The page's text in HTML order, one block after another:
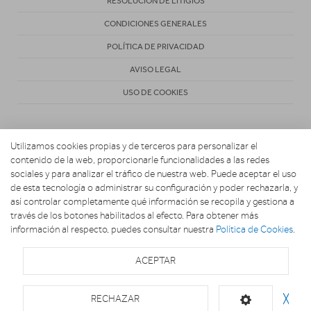
CONDICIONES GENERALES
POLÍTICA DE PRIVACIDAD
AVISO LEGAL
USO DE COOKIES
Copyright 2026. ACTIVA NAVASOLA
Utilizamos cookies propias y de terceros para personalizar el
contenido de la web, proporcionarle funcionalidades a las redes
sociales y para analizar el tráfico de nuestra web. Puede aceptar el uso
de esta tecnología o administrar su configuración y poder rechazarla, y
así controlar completamente qué información se recopila y gestiona a
través de los botones habilitados al efecto. Para obtener más
información al respecto, puedes consultar nuestra Política de Cookies.
ACEPTAR
RECHAZAR ╳